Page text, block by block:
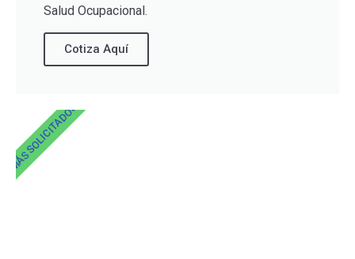
Salud Ocupacional.
Cotiza Aquí
MÁS SOLICITADOS